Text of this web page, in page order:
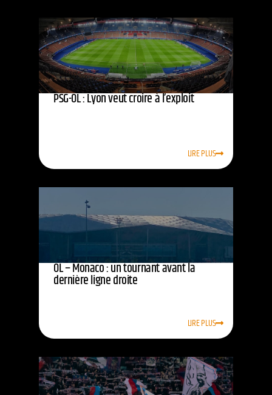
PSG-OL : Lyon veut croire à l’exploit
LIRE PLUS
OL – Monaco : un tournant avant la
dernière ligne droite
LIRE PLUS